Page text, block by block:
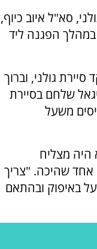
סא"ל איוב כיוף,
במהלך הפגנה ליד
גולני, וברוך
שלחם בסיירת
משעל
מצליח
אחד שהיכה. "צריך
באיפוק ובהתאם